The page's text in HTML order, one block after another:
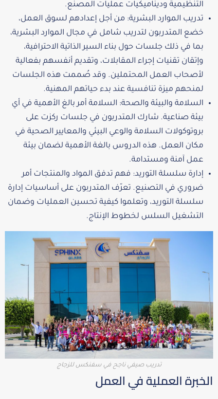
التنظيمية وديناميكيات عمليات المصنع.
تدريب الموارد البشرية: من أجل إعدادهم لسوق العمل،
خضع المتدربون لتدريب شامل في مجال الموارد البشرية،
بما في ذلك جلسات حول بناء السير الذاتية الاحترافية،
وإتقان تقنيات إجراء المقابلات، وتقديم أنفسهم بفعالية
لأصحاب العمل المحتملين. وقد صُممت هذه الجلسات
لمنحهم ميزة تنافسية عند بدء حياتهم المهنية.
السلامة والبيئة والصحة: السلامة أمر بالغ الأهمية في أي
بيئة صناعية. شارك المتدربون في جلسات ركزت على
بروتوكولات السلامة والوعي البيئي والمعايير الصحية في
مكان العمل. هذه الدروس بالغة الأهمية لضمان بيئة
عمل آمنة ومستدامة.
إدارة سلسلة التوريد: فهم تدفق المواد والمنتجات أمر
ضروري في التصنيع. تعرّف المتدربون على أساسيات إدارة
سلسلة التوريد، وتعلموا كيفية تحسين العمليات وضمان
التشغيل السلس لخطوط الإنتاج.
تدريب صيفي ناجح في سفنكس للزجاج
الخبرة العملية في العمل